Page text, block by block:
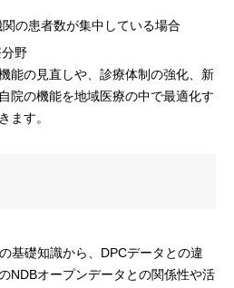
の患者数が集中している場合
野
能の見直しや、診療体制の強化、新
院の機能を地域医療の中で最適化す
ます。
基礎知識から、DPCデータとの違
NDBオープンデータとの関係性や活